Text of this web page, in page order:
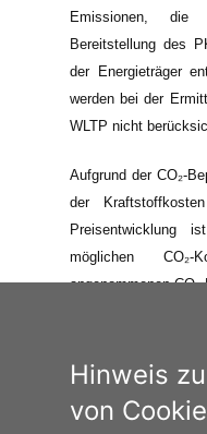
Emissionen,
Bereitstellung des
der Energieträger
werden bei der
WLTP nicht
Aufgrund der CO₂-
der
Preisentwicklung
möglichen
angenommenen
zugrundeliegenden
CO₂-Kosten sind
zu bezahlen.
Hinweis
von